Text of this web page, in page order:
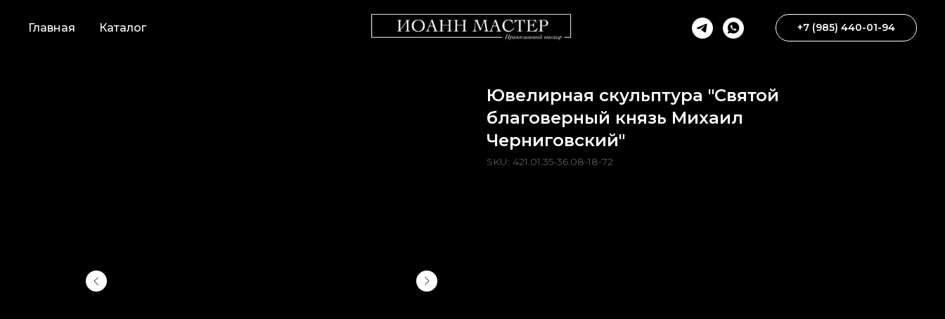
Главная Каталог +7 (985) 440-01-94
Ювелирная скульптура "Святой
благоверный князь Михаил
Черниговский"
SKU: 421.01.35-36.08-18-72